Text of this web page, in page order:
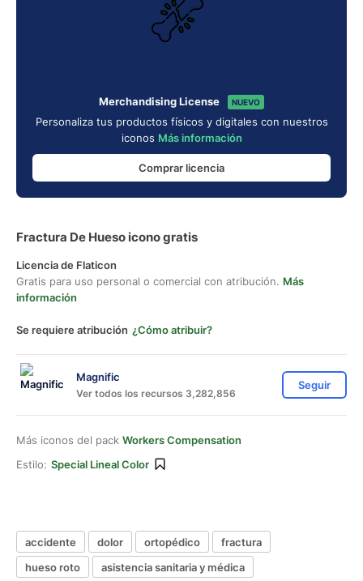
Merchandising License NUEVO
Personaliza tus productos físicos y digitales con nuestros
iconos Más información
Comprar licencia
Fractura De Hueso icono gratis
Licencia de Flaticon
Gratis para uso personal o comercial con atribución. Más
información
Se requiere atribución ¿Cómo atribuir?
Magnific
Ver todos los recursos 3,282,856
Seguir
Más iconos del pack Workers Compensation
Estilo: Special Lineal Color
accidente dolor ortopédico
fractura
hueso roto
asistencia sanitaria y médica